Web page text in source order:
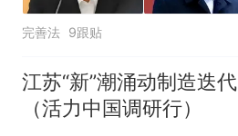
完善法 9跟贴
江苏“新”潮涌动制造迭代
（活力中国调研行）